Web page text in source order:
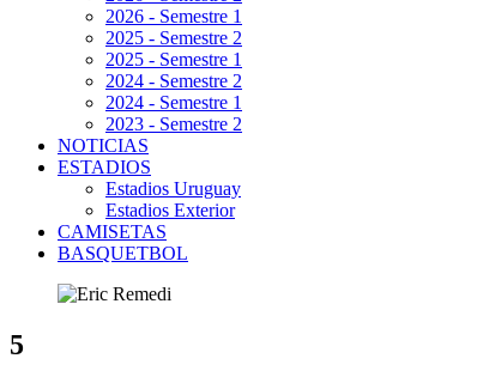
2026 - Semestre 1
2025 - Semestre 2
2025 - Semestre 1
2024 - Semestre 2
2024 - Semestre 1
2023 - Semestre 2
NOTICIAS
ESTADIOS
Estadios Uruguay
Estadios Exterior
CAMISETAS
BASQUETBOL
5